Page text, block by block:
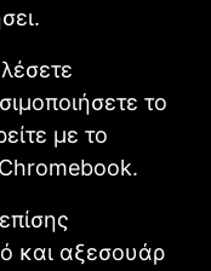
το
με το
και αξεσουάρ